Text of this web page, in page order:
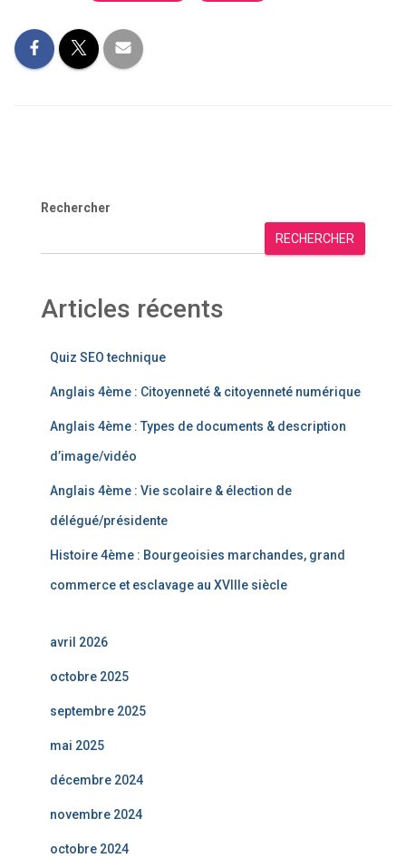
Rechercher
RECHERCHER
Articles récents
Quiz SEO technique
Anglais 4ème : Citoyenneté & citoyenneté numérique
Anglais 4ème : Types de documents & description
d’image/vidéo
Anglais 4ème : Vie scolaire & élection de
délégué/présidente
Histoire 4ème : Bourgeoisies marchandes, grand
commerce et esclavage au XVIIIe siècle
avril 2026
octobre 2025
septembre 2025
mai 2025
décembre 2024
novembre 2024
octobre 2024